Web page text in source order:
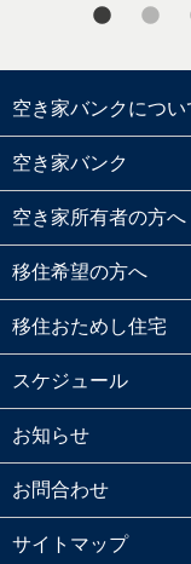
空き家バンクについ
空き家バンク
空き家所有者の方へ
移住希望の方へ
移住おためし住宅
スケジュール
お知らせ
お問合わせ
サイトマップ